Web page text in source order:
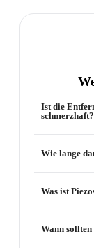
Ist die
schmerzhaft?
Wie lange
Was ist
Wann sollten